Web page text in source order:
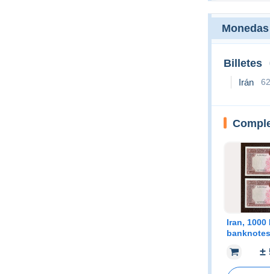
Billetes
Irán 62
Iran, 1000
C16b
±